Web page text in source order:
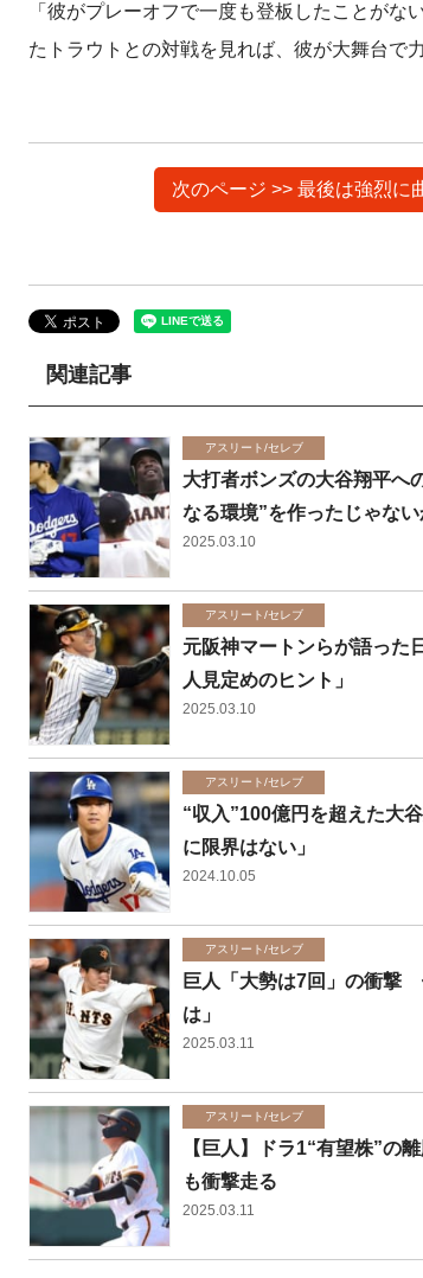
「彼がプレーオフで一度も登板したことが
たトラウトとの対戦を見れば、彼が大舞台で
次のページ >> 最後は強烈に
関連記事
アスリート/セレブ
大打者ボンズの大谷翔平へ
なる環境”を作ったじゃない
2025.03.10
アスリート/セレブ
元阪神マートンらが語った
人見定めのヒント」
2025.03.10
アスリート/セレブ
“収入”100億円を超えた大
に限界はない」
2024.10.05
アスリート/セレブ
巨人「大勢は7回」の衝撃
は」
2025.03.11
アスリート/セレブ
【巨人】ドラ1“有望株”の
も衝撃走る
2025.03.11